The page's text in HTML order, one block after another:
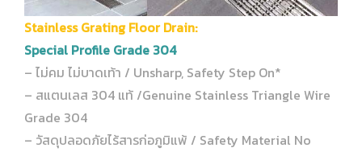
Stainless Grating Floor Drain:
Special Profile Grade 304
– ไม่คม ไม่บาดเท้า / Unsharp, Safety Step On*
– สแตนเลส 304 แท้ /Genuine Stainless Triangle Wire
Grade 304
– วัสดุปลอดภัยไร้สารก่อภูมิแพ้ / Safety Material No